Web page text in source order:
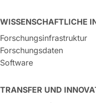
WISSENSCHAFTLICHE
Forschungsinfrastruktur
Forschungsdaten
Software
TRANSFER UND